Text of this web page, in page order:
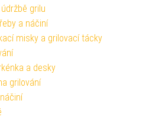
grilu
a náčiní
misky a grilovací tácky
a desky
grilování